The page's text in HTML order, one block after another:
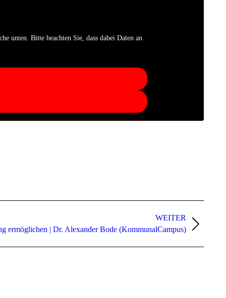
unten. Bitte beachten Sie, dass dabei Daten an
WEITER
ermöglichen | Dr. Alexander Bode (KommunalCampus)